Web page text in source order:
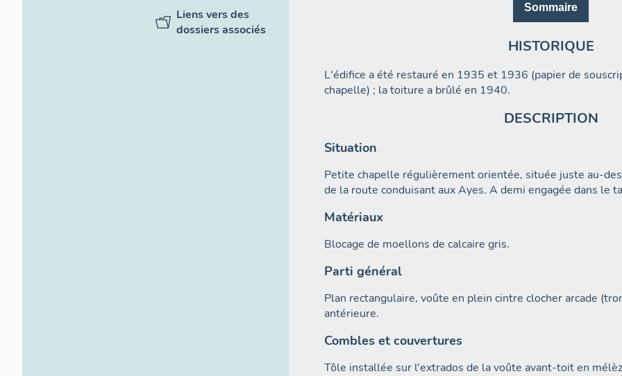
Liens vers des
dossiers associés
Sommaire
HISTORIQUE
L'édifice a été restauré en 1935 et 1936 (papier de
chapelle) ; la toiture a brûlé en 1940.
DESCRIPTION
Situation
Petite chapelle régulièrement orientée, située juste au-
de la route conduisant aux Ayes. A demi engagée dans le
Matériaux
Blocage de moellons de calcaire gris.
Parti général
Plan rectangulaire, voûte en plein cintre clocher arcade
antérieure.
Combles et couvertures
Tôle installée sur l'extrados de la voûte avant-toit en